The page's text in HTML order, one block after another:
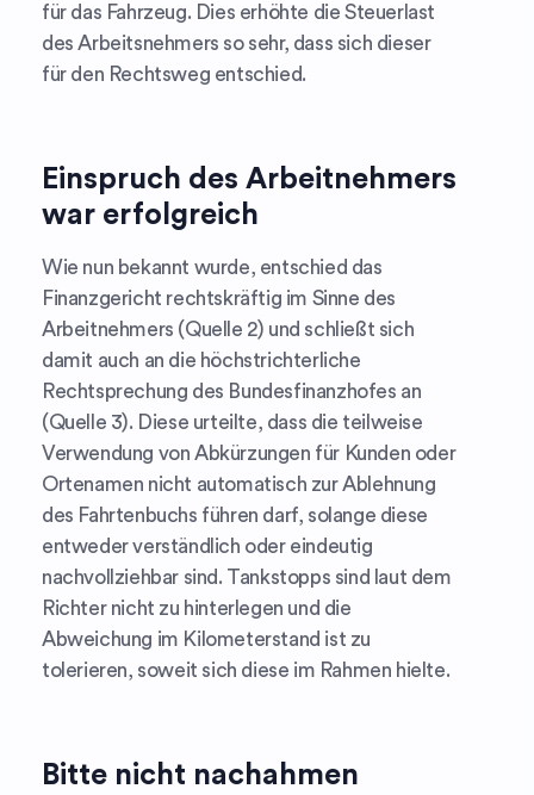
für das Fahrzeug. Dies erhöhte die Steuerlast
des Arbeitsnehmers so sehr, dass sich dieser
für den Rechtsweg entschied.
Einspruch des Arbeitnehmers
war erfolgreich
Wie nun bekannt wurde, entschied das
Finanzgericht rechtskräftig im Sinne des
Arbeitnehmers (Quelle 2) und schließt sich
damit auch an die höchstrichterliche
Rechtsprechung des Bundesfinanzhofes an
(Quelle 3). Diese urteilte, dass die teilweise
Verwendung von Abkürzungen für Kunden oder
Ortenamen nicht automatisch zur Ablehnung
des Fahrtenbuchs führen darf, solange diese
entweder verständlich oder eindeutig
nachvollziehbar sind. Tankstopps sind laut dem
Richter nicht zu hinterlegen und die
Abweichung im Kilometerstand ist zu
tolerieren, soweit sich diese im Rahmen hielte.
Bitte nicht nachahmen